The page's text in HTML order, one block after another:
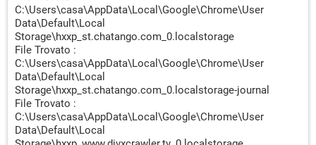
[PUM.SearchPage] (X86)
HKEY_USERS\.DEFAULT\Software\Microsoft\Internet
Explorer\Main | Search Page : -> Trovato
[PUM.SearchPage] (X64) HKEY_USERS\S-1-5-
18\Software\Microsoft\Internet Explorer\Main | Search
Page : -> Trovato
[PUM.SearchPage] (X86) HKEY_USERS\S-1-5-
18\Software\Microsoft\Internet Explorer\Main | Search
Page : -> Trovato
[PUM.StartMenu] (X64) HKEY_USERS\S-1-5-21-845456322-
C:\Users\casa\AppData\Local\Google\Chrome\User
Data\Default\Local
Storage\hxxp_st.chatango.com_0.localstorage
File Trovato :
C:\Users\casa\AppData\Local\Google\Chrome\User
Data\Default\Local
Storage\hxxp_st.chatango.com_0.localstorage-journal
File Trovato :
C:\Users\casa\AppData\Local\Google\Chrome\User
Data\Default\Local